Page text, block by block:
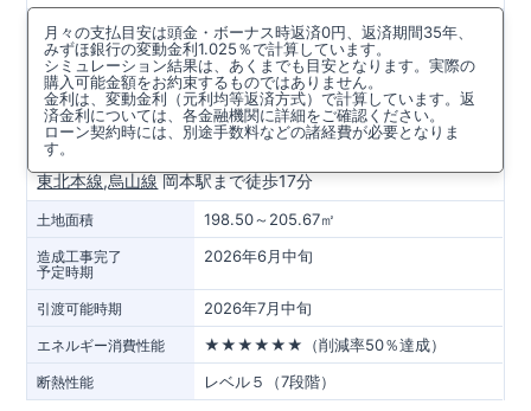
月々の支払目安は頭金・ボーナス時返済0円、返済期間35年、
みずほ銀行の変動金利1.025％で計算しています。
シミュレーション結果は、あくまでも目安となります。実際の
購入可能金額をお約束するものではありません。
金利は、変動金利（元利均等返済方式）で計算しています。返
済金利については、各金融機関に詳細をご確認ください。
ローン契約時には、別途手数料などの諸経費が必要となりま
す。
所在地
栃木県宇都宮市下岡本町字金井台4522番1(地番)
周辺マップを見る
アクセス
東北本線,烏山線 岡本駅まで徒歩17分
土地面積 198.50～205.67㎡
造成工事完了
予定時期
2026年6月中旬
引渡可能時期 2026年7月中旬
エネルギー消費性能 ★★★★★★（削減率50％達成）
断熱性能 レベル５（7段階）